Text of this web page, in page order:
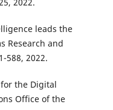
leads the
Research and
588, 2022.
for the Digital
Office of the